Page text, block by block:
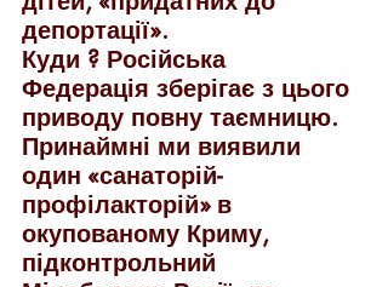
депортації».
Куди ? Російська
Федерація зберігає з цього
приводу повну таємницю.
Принаймні ми виявили
один «санаторій-
профілакторій» в
окупованому Криму,
підконтрольний